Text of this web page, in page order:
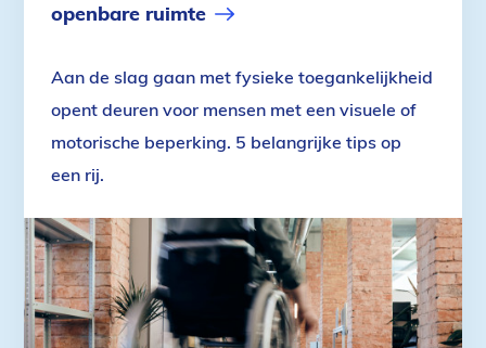
openbare ruimte
Aan de slag gaan met fysieke toegankelijkheid
opent deuren voor mensen met een visuele of
motorische beperking. 5 belangrijke tips op
een rij.